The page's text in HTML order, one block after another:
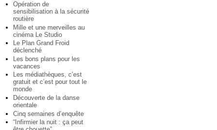
Opération de
sensibilisation à la sécurité
routière
Mille et une merveilles au
cinéma Le Studio
Le Plan Grand Froid
déclenché
Les bons plans pour les
vacances
Les médiathèques, c’est
gratuit et c’est pour tout le
monde
Découverte de la danse
orientale
Cinq semaines d’enquête
“Infirmier la nuit : ça peut